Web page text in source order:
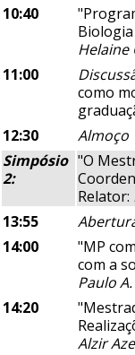
10:40
Helaine
11:00
como
12:30
Almoço
Simpósio
2:
"O
Relator:
13:55
14:00
"MP
com a
Paulo
14:20
Alzir